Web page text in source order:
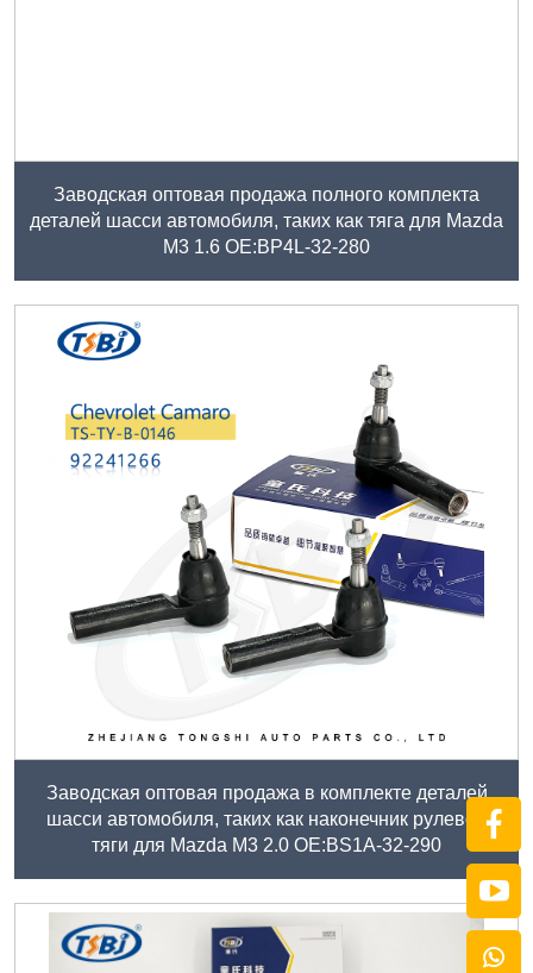
Заводская оптовая продажа полного комплекта
деталей шасси автомобиля, таких как тяга для Mazda
M3 1.6 ОЕ:BP4L-32-280
Заводская оптовая продажа в комплекте деталей
шасси автомобиля, таких как наконечник рулевой
тяги для Mazda M3 2.0 ОЕ:BS1A-32-290